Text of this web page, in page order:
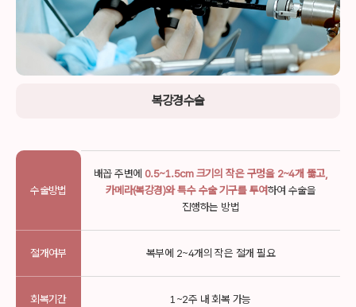
복강경수술
수술방법
배꼽 주변에 0.5~1.5cm 크기의 작은 구멍을 2~4개 뚫고,
카메라(복강경)와 특수 수술 기구를 투여하여수술을
진행하는 방법
절개여부 복부에 2~4개의 작은 절개 필요
회복기간 1~2주 내 회복 가능